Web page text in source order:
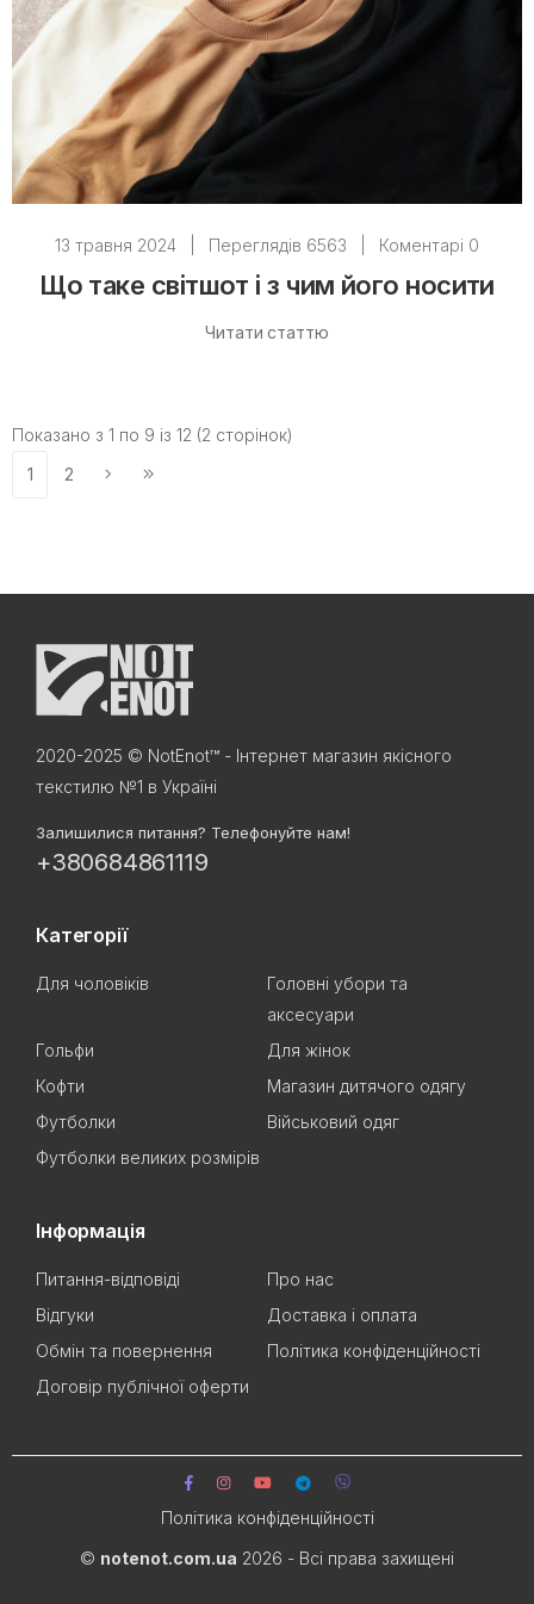
13 травня 2024 Переглядів 6563 Коментарі 0
Що таке світшот і з чим його носити
Читати статтю
Показано з 1 по 9 із 12 (2 сторінок)
1
2
2020-2025 © NotEnot™ - Інтернет магазин якісного
текстилю №1 в Україні
Залишилися питання? Телефонуйте нам!
+380684861119
Категорії
Для чоловіків
Головні убори та
аксесуари
Гольфи
Для жінок
Кофти
Магазин дитячого одягу
Футболки
Військовий одяг
Футболки великих розмірів
Інформація
Питання-відповіді
Про нас
Відгуки
Доставка і оплата
Обмін та повернення
Політика конфіденційності
Договір публічної оферти
© notenot.com.ua 2026 - Всі права захищені
Політика конфіденційності